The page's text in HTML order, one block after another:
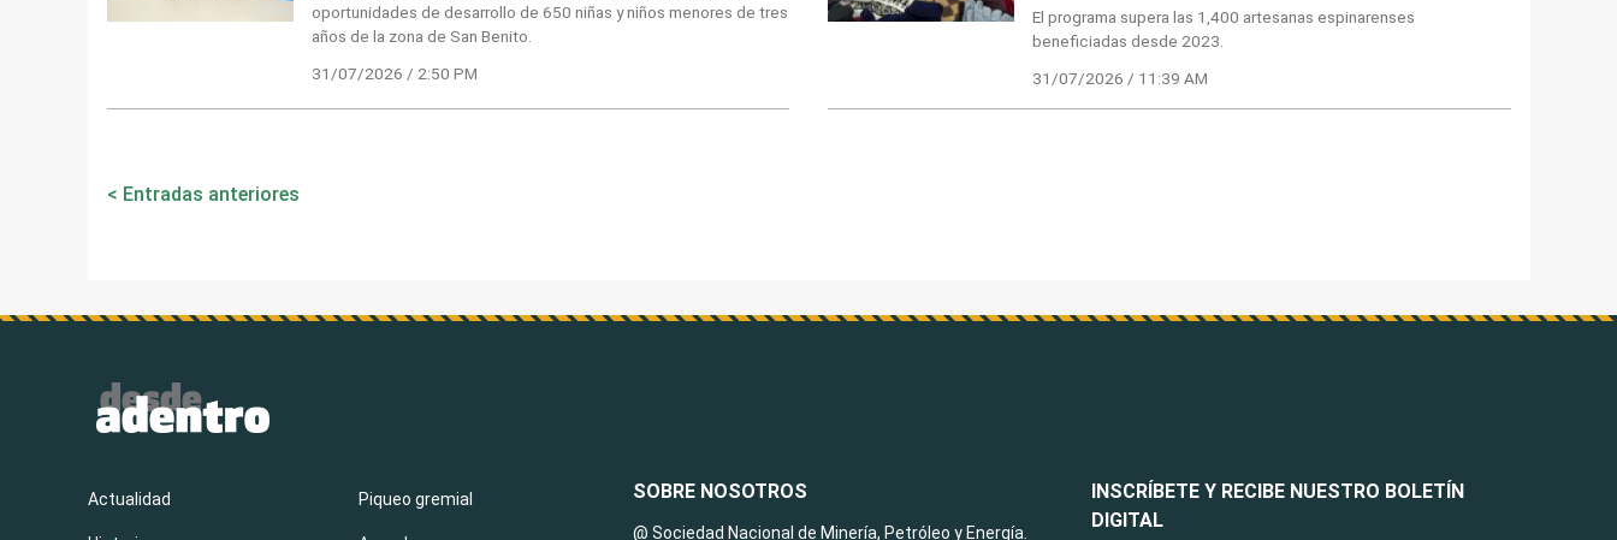
oportunidades de desarrollo de 650 niñas y niños menores de tres
años de la zona de San Benito.
31/07/2026 / 2:50 PM
El programa supera las 1,400 artesanas espinarenses
beneficiadas desde 2023.
31/07/2026 / 11:39 AM
Navegación
Entradas anteriores
INSCRÍBETE Y RECIBE NUESTRO BOLETÍN
DIGITAL
Actualidad Piqueo gremial SOBRE NOSOTROS
@ Sociedad Nacional de Minería, Petróleo y Energía.